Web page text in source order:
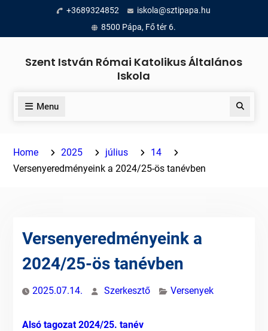
content
+3689324852
iskola@sztipapa.hu
8500 Pápa, Fő tér 6.
Szent István Római Katolikus Általános
Iskola
Menu Search
Home 2025 július
14
Versenyeredményeink a 2024/25-ös tanévben
Versenyeredményeink a
2024/25-ös tanévben
2025.07.14. Szerkesztő Versenyek
Alsó tagozat 2024/25. tanév